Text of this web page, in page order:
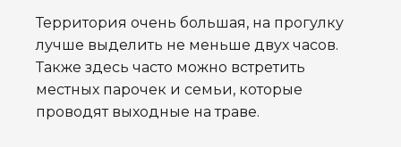
Территория очень большая, на прогулку
лучше выделить не меньше двух часов.
Также здесь часто можно встретить
местных парочек и семьи, которые
проводят выходные на траве.